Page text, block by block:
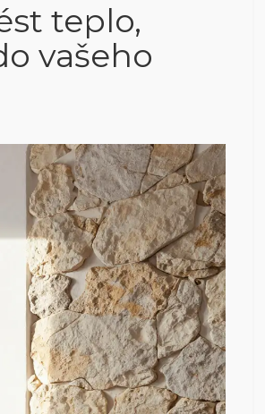
teplo,
vašeho